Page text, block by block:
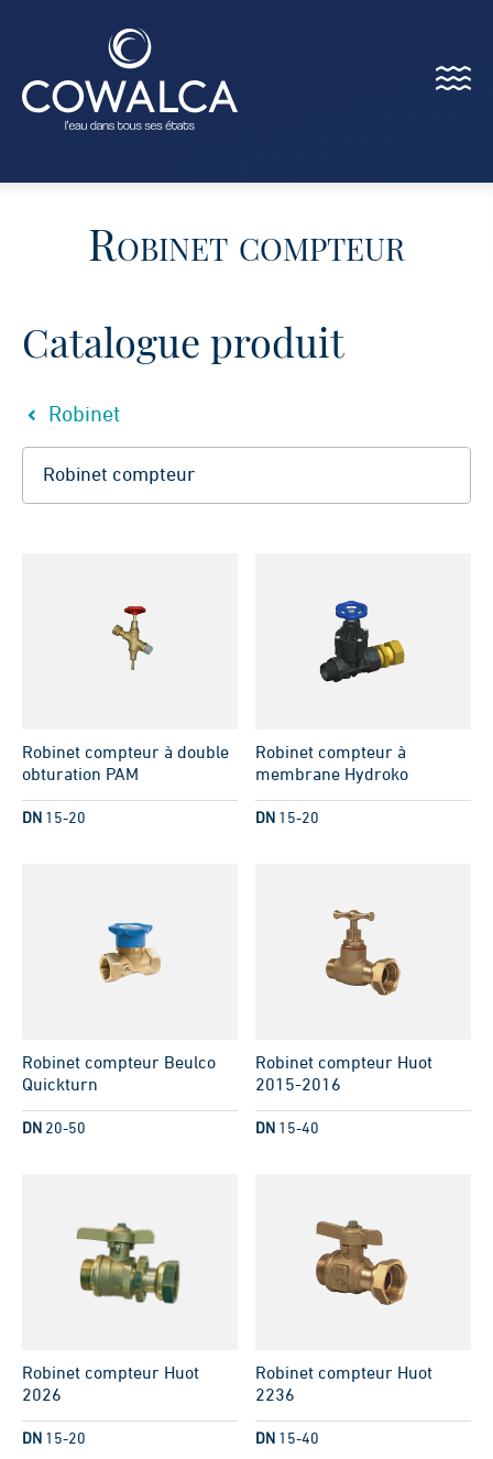
Menu
Robinet compteur
Catalogue produit
Robinet
Robinet compteur à double
obturation PAM
DN 15-20
Robinet compteur à
membrane Hydroko
DN 15-20
Robinet compteur Beulco
Quickturn
DN 20-50
Robinet compteur Huot
2015-2016
DN 15-40
Robinet compteur Huot
2026
DN 15-20
Robinet compteur Huot
2236
DN 15-40